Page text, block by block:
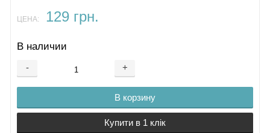
ЦЕНА: 129 грн.
В наличии
- +
В корзину
Купити в 1 клік